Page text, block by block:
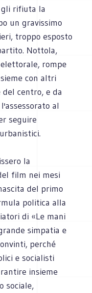
gli rifiuta la
un gravissimo
troppo esposto
Nottola,
rompe
con altri
centro, e da
al
seguire
la
film nei mesi
del primo
politica alla
di «Le mani
simpatia e
perché
e socialisti
insieme
sociale,